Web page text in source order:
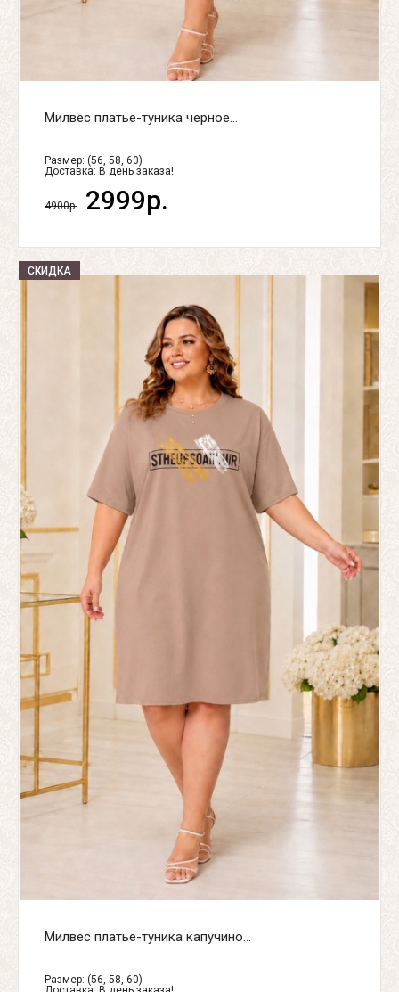
Милвес платье-туника черное...
Размер: (56, 58, 60)
Доставка: В день заказа!
4900р. 2999р.
СКИДКА
Милвес платье-туника капучино...
Размер: (56, 58, 60)